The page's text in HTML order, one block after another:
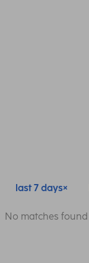
last 7 days
No matches found